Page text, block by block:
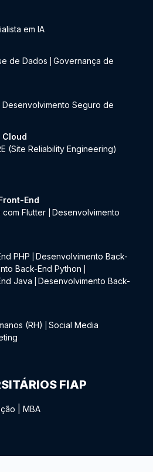
em IA
de Dados
Governança de
Desenvolvimento Seguro de
Cloud
(Site Reliability Engineering)
End
Flutter
Desenvolvimento
PHP
Desenvolvimento Back-
Back-End Python
Java
Desenvolvimento Back-
(RH)
Social Media
FIAP
MBA